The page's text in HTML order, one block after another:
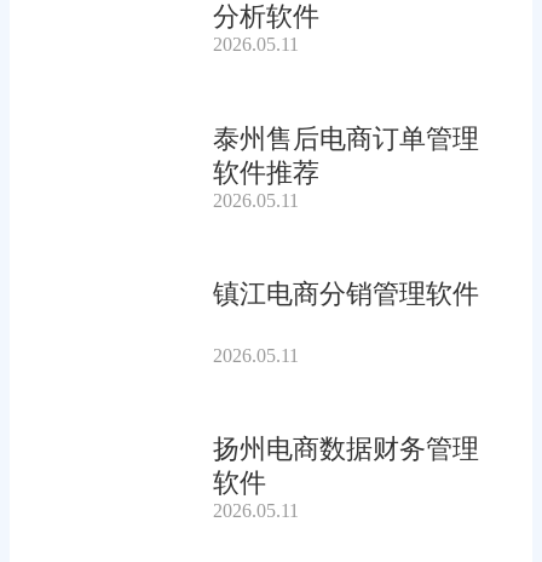
分析软件
2026.05.11
泰州售后电商订单管理
软件推荐
2026.05.11
镇江电商分销管理软件
2026.05.11
扬州电商数据财务管理
软件
2026.05.11